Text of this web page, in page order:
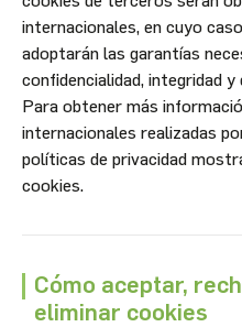
internacionales, en cuyo
adoptarán las garantías
confidencialidad, integridad y
Para obtener más
internacionales realizadas
políticas de privacidad
cookies.
Cómo aceptar,
eliminar cookies